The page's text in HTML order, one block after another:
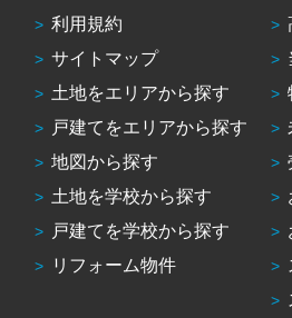
利用規約
サイトマップ
土地をエリアから探す
戸建てをエリアから探す
地図から探す
土地を学校から探す
戸建てを学校から探す
リフォーム物件